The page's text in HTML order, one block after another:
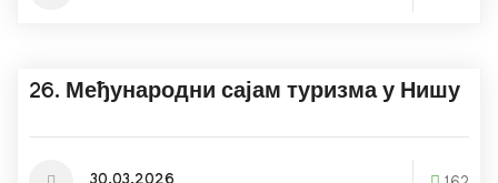
26. Међународни сајам туризма у Нишу